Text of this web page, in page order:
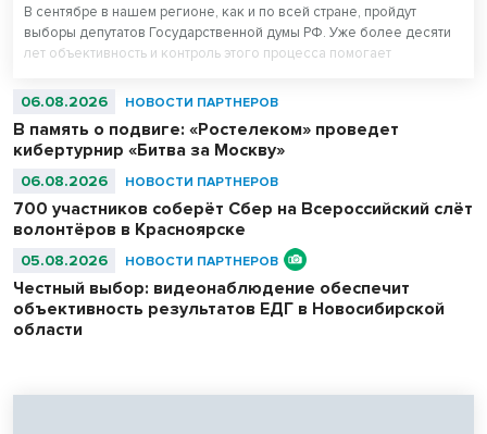
В сентябре в нашем регионе, как и по всей стране, пройдут
выборы депутатов Государственной думы РФ. Уже более десяти
лет объективность и контроль этого процесса помогает
избирательных участках.
06.08.2026 НОВОСТИ ПАРТНЕРОВ
В память о подвиге: «Ростелеком» проведет
кибертурнир «Битва за Москву»
06.08.2026 НОВОСТИ ПАРТНЕРОВ
700 участников соберёт Сбер на Всероссийский слёт
волонтёров в Красноярске
05.08.2026 НОВОСТИ ПАРТНЕРОВ
Честный выбор: видеонаблюдение обеспечит
объективность результатов ЕДГ в Новосибирской
области